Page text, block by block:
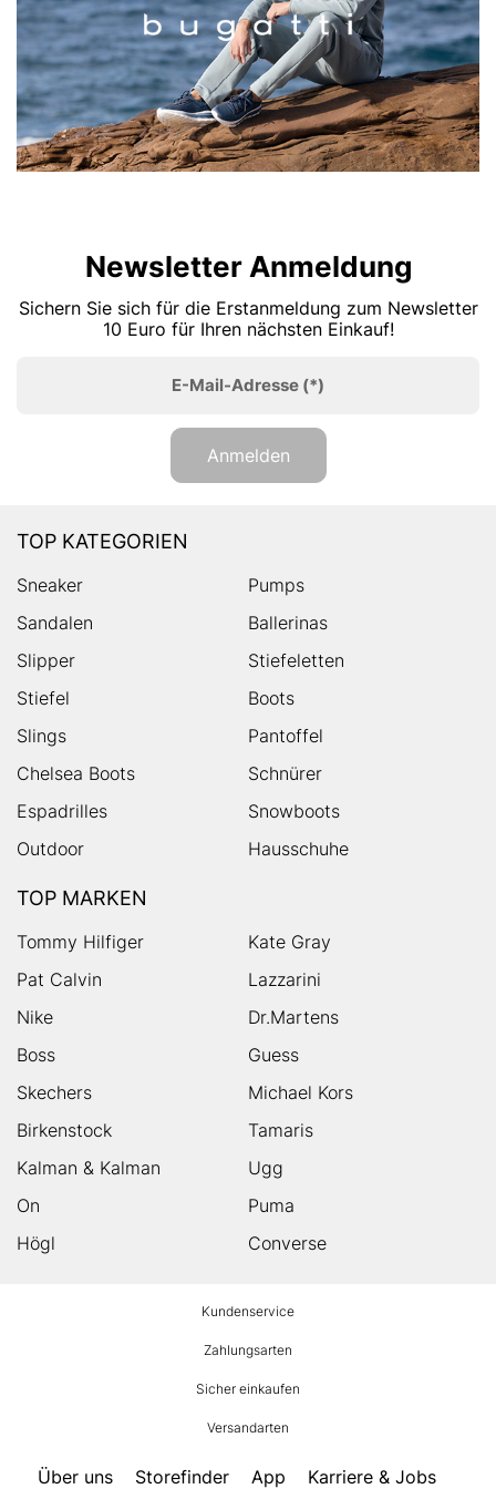
Newsletter Anmeldung
Sichern Sie sich für die Erstanmeldung zum Newsletter
10 Euro für Ihren nächsten Einkauf!
E-Mail-Adresse (*)
Anmelden
TOP KATEGORIEN
Sneaker
Pumps
Sandalen
Ballerinas
Slipper
Stiefeletten
Stiefel
Boots
Slings
Pantoffel
Chelsea Boots
Schnürer
Espadrilles
Snowboots
Outdoor
Hausschuhe
TOP MARKEN
Tommy Hilfiger
Kate Gray
Pat Calvin
Lazzarini
Nike
Dr.Martens
Boss
Guess
Skechers
Michael Kors
Birkenstock
Tamaris
Kalman & Kalman
Ugg
On
Puma
Högl
Converse
Kundenservice
Zahlungsarten
Sicher einkaufen
Versandarten
Über uns Storefinder App Karriere & Jobs